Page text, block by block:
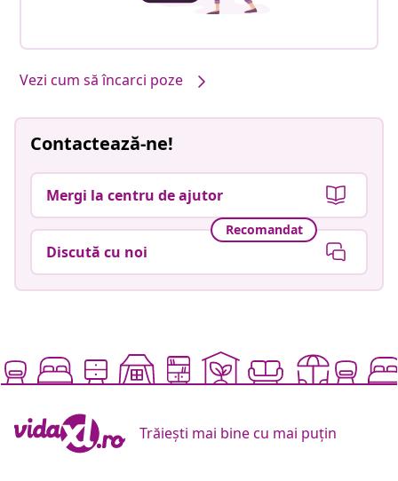
Vezi cum să încarci poze
Contactează-ne!
Mergi la centru de ajutor
Recomandat
Discută cu noi
Trăiești mai bine cu mai puțin